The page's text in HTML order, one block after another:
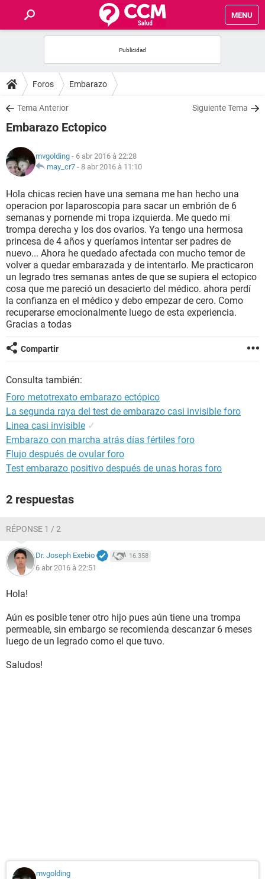
MENU
FORUMS
SALUD
NUTRICIÓN
BIENESTAR
SEXUALIDAD
GLOSARIO
Foros Embarazo
Tema Anterior Siguiente Tema
Embarazo Ectopico
mvgolding - 6 abr 2016 à 22:28
may_cr7 - 8 abr 2016 à 11:10
Hola chicas recien have una semana me han hecho una
operacion por laparoscopia para sacar un embrión de 6
semanas y pornende mi tropa izquierda. Me quedo mi
trompa derecha y los dos ovarios. Ya tengo una hermosa
princesa de 4 años y queríamos intentar ser padres de
nuevo... Ahora he quedado afectada con mucho temor de
volver a quedar embarazada y de intentarlo. Me practicaron
un legrado tres semanas antes de que se supiera el ectopico
cosa que me pareció un desacierto del médico. ahora perdí
la confianza en el médico y debo empezar de cero. Como
recuperarse emocionalmente luego de esta experiencia.
Gracias a todas
Compartir
Consulta también:
Foro metotrexato embarazo ectópico
La segunda raya del test de embarazo casi invisible foro
Linea casi invisible ✓
Embarazo con marcha atrás días fértiles foro
Flujo después de ovular foro
Test embarazo positivo después de unas horas foro
2 respuestas
RÉPONSE 1 / 2
Dr. Joseph Exebio 16.358
6 abr 2016 à 22:51
Hola!
Aún es posible tener otro hijo pues aún tiene una trompa
permeable, sin embargo se recomienda descanzar 6 meses
luego de un legrado como el que tuvo.
Saludos!
mvgolding